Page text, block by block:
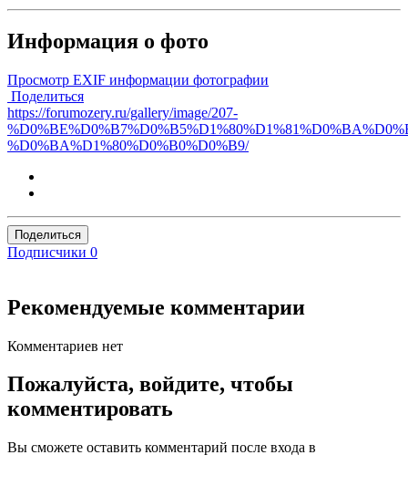
Информация о фото
Просмотр EXIF информации фотографии
Поделиться
https://forumozery.ru/gallery/image/207-
%D0%BA%D1%80%D0%B0%D0%B9/
Поделиться
Подписчики 0
Рекомендуемые комментарии
Комментариев нет
Пожалуйста, войдите, чтобы
комментировать
Вы сможете оставить комментарий после входа в